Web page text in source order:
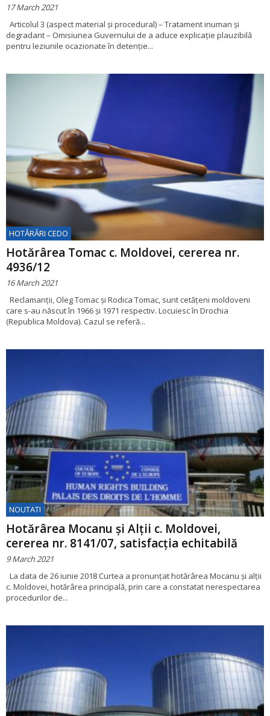
17 March 2021
Articolul 3 (aspect material și procedural) – Tratament inuman și
degradant – Omisiunea Guvernului de a aduce explicație plauzibilă
pentru leziunile ocazionate în detenție...
HOTĂRÂRI CEDO
Hotărârea Tomac c. Moldovei, cererea nr.
4936/12
16 March 2021
Reclamanții, Oleg Tomac și Rodica Tomac, sunt cetățeni moldoveni
care s-au născut în 1966 și 1971 respectiv. Locuiesc în Drochia
(Republica Moldova). Cazul se referă...
NOUTATI
Hotărârea Mocanu și Alții c. Moldovei,
cererea nr. 8141/07, satisfacția echitabilă
9 March 2021
La data de 26 iunie 2018 Curtea a pronunțat hotărârea Mocanu și alții
c. Moldovei, hotărârea principală, prin care a constatat nerespectarea
procedurilor de...